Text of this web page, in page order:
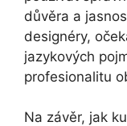
důvěra a
designéry,
jazykových
profesionalitu
Na závěr, jak